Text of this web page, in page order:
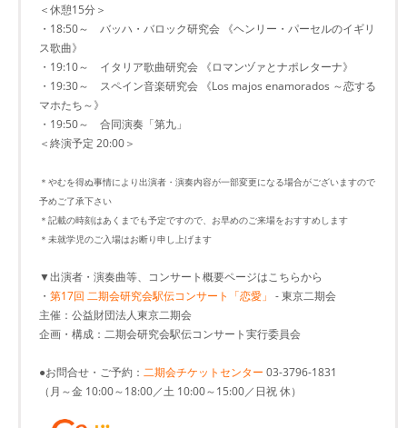
＜休憩15分＞
・18:50～ バッハ・バロック研究会 《ヘンリー・パーセルのイギリ
ス歌曲》
・19:10～ イタリア歌曲研究会 《ロマンヅァとナポレターナ》
・19:30～ スペイン音楽研究会 《Los majos enamorados ～恋する
マホたち～》
・19:50～ 合同演奏「第九」
＜終演予定 20:00＞
＊やむを得ぬ事情により出演者・演奏内容が一部変更になる場合がございますので
予めご了承下さい
＊記載の時刻はあくまでも予定ですので、お早めのご来場をおすすめします
＊未就学児のご入場はお断り申し上げます
▼出演者・演奏曲等、コンサート概要ページはこちらから
・ 第17回 二期会研究会駅伝コンサート「恋愛」 - 東京二期会
主催：公益財団法人東京二期会
企画・構成：二期会研究会駅伝コンサート実行委員会
●お問合せ・ご予約： 二期会チケットセンター 03-3796-1831
（月～金 10:00～18:00／土 10:00～15:00／日祝 休）